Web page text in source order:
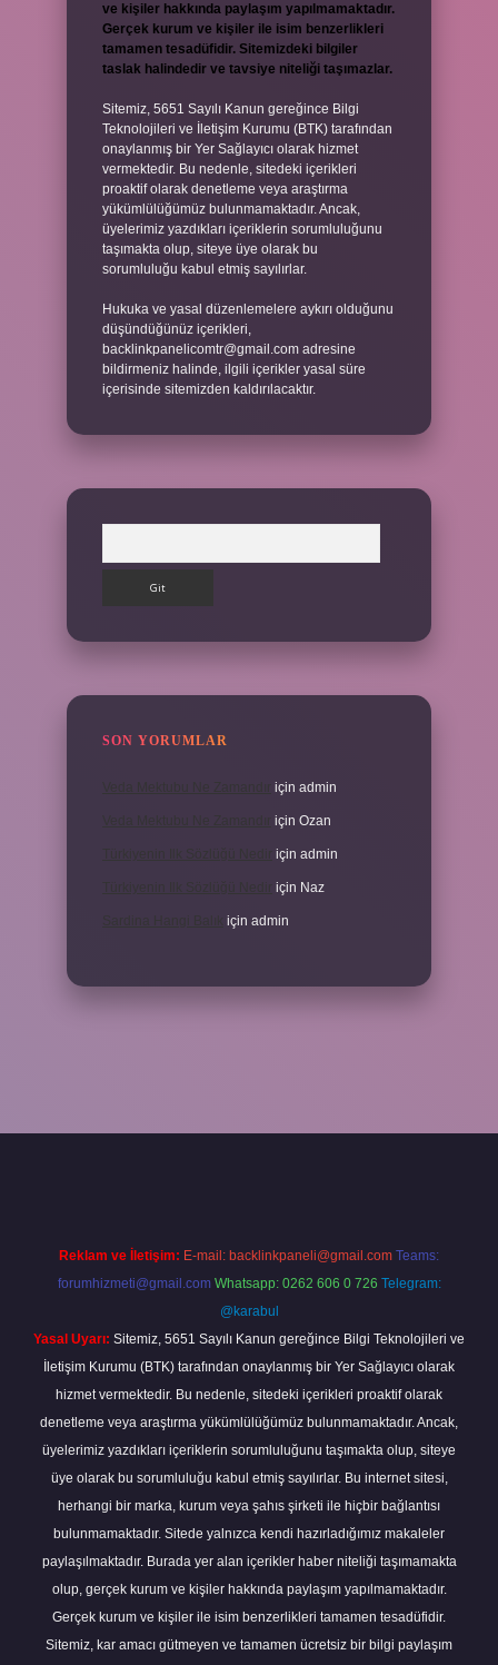
ve kişiler hakkında paylaşım yapılmamaktadır.
Gerçek kurum ve kişiler ile isim benzerlikleri
tamamen tesadüfidir. Sitemizdeki bilgiler
taslak halindedir ve tavsiye niteliği taşımazlar.
Sitemiz, 5651 Sayılı Kanun gereğince Bilgi
Teknolojileri ve İletişim Kurumu (BTK) tarafından
onaylanmış bir Yer Sağlayıcı olarak hizmet
vermektedir. Bu nedenle, sitedeki içerikleri
proaktif olarak denetleme veya araştırma
yükümlülüğümüz bulunmamaktadır. Ancak,
üyelerimiz yazdıkları içeriklerin sorumluluğunu
taşımakta olup, siteye üye olarak bu
sorumluluğu kabul etmiş sayılırlar.
Hukuka ve yasal düzenlemelere aykırı olduğunu
düşündüğünüz içerikleri,
backlinkpanelicomtr@gmail.com adresine
bildirmeniz halinde, ilgili içerikler yasal süre
içerisinde sitemizden kaldırılacaktır.
SON YORUMLAR
için admin
için Ozan
için admin
için Naz
için admin
Reklam ve İletişim: E-mail: backlinkpaneli@gmail.com Teams:
forumhizmeti@gmail.com Whatsapp: 0262 606 0 726 Telegram:
@karabul
Yasal Uyarı: Sitemiz, 5651 Sayılı Kanun gereğince Bilgi Teknolojileri ve
İletişim Kurumu (BTK) tarafından onaylanmış bir Yer Sağlayıcı olarak
hizmet vermektedir. Bu nedenle, sitedeki içerikleri proaktif olarak
denetleme veya araştırma yükümlülüğümüz bulunmamaktadır. Ancak,
üyelerimiz yazdıkları içeriklerin sorumluluğunu taşımakta olup, siteye
üye olarak bu sorumluluğu kabul etmiş sayılırlar. Bu internet sitesi,
herhangi bir marka, kurum veya şahıs şirketi ile hiçbir bağlantısı
bulunmamaktadır. Sitede yalnızca kendi hazırladığımız makaleler
paylaşılmaktadır. Burada yer alan içerikler haber niteliği taşımamakta
olup, gerçek kurum ve kişiler hakkında paylaşım yapılmamaktadır.
Gerçek kurum ve kişiler ile isim benzerlikleri tamamen tesadüfidir.
Sitemiz, kar amacı gütmeyen ve tamamen ücretsiz bir bilgi paylaşım